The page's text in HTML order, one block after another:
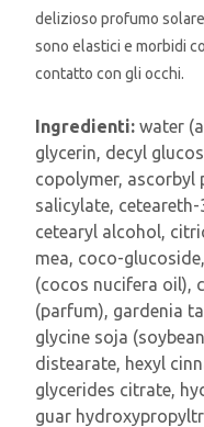
delizioso profumo
sono elastici e morbidi
contatto con gli occhi.
Ingredienti: water
glycerin, decyl
copolymer, ascorbyl
salicylate,
cetearyl alcohol,
mea, coco-
(cocos nucifera oil),
(parfum), gardenia
glycine soja
distearate, hexyl
glycerides citrate,
guar